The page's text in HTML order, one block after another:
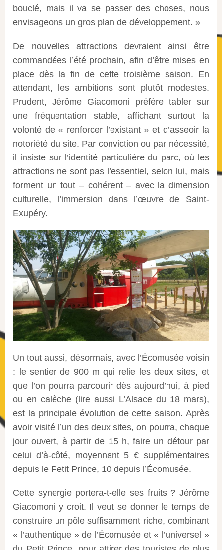
bouclé, mais il va se passer des choses, nous
envisageons un gros plan de développement. »
De nouvelles attractions devraient ainsi être
commandées l’été prochain, afin d’être mises en
place dès la fin de cette troisième saison. En
attendant, les ambitions sont plutôt modestes.
Prudent, Jérôme Giacomoni préfère tabler sur
une fréquentation stable, affichant surtout la
volonté de « renforcer l’existant » et d’asseoir la
notoriété du site. Par conviction ou par nécessité,
il insiste sur l’identité particulière du parc, où les
attractions ne sont pas l’essentiel, selon lui, mais
forment un tout – cohérent – avec la dimension
culturelle, l’immersion dans l’œuvre de Saint-
Exupéry.
Un tout aussi, désormais, avec l’Écomusée voisin
: le sentier de 900 m qui relie les deux sites, et
que l’on pourra parcourir dès aujourd’hui, à pied
ou en calèche (lire aussi L’Alsace du 18 mars),
est la principale évolution de cette saison. Après
avoir visité l’un des deux sites, on pourra, chaque
jour ouvert, à partir de 15 h, faire un détour par
celui d’à-côté, moyennant 5 € supplémentaires
depuis le Petit Prince, 10 depuis l’Écomusée.
Cette synergie portera-t-elle ses fruits ? Jérôme
Giacomoni y croit. Il veut se donner le temps de
construire un pôle suffisamment riche, combinant
« l’authentique » de l’Écomusée et « l’universel »